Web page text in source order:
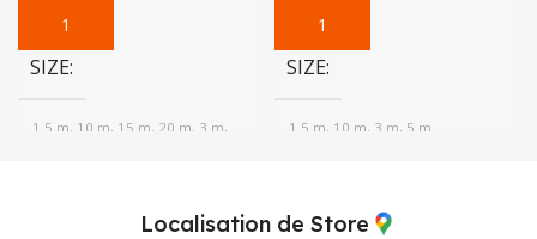
SIZE
1.5 m, 10 m, 15 m, 20 m, 3 m,
SIZE
1.5 m, 10 m, 3 m, 5 m
Localisation de Store